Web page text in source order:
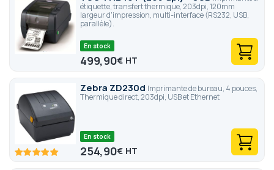
étiquette, transfert thermique, 203dpi, 120mm
largeur d'impression, multi-interface (RS232, USB,
parallèle).
En stock
499,90€
Zebra ZD230d Imprimante de bureau, 4 pouces,
Thermique direct, 203dpi, USB et Ethernet
100 100
En stock
254,90€